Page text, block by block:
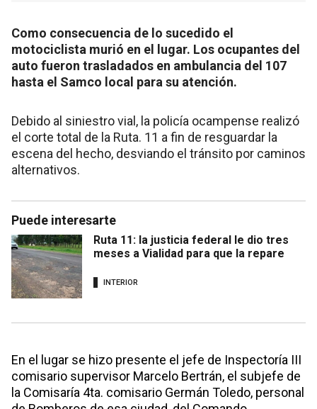
Como consecuencia de lo sucedido el
motociclista murió en el lugar. Los ocupantes del
auto fueron trasladados en ambulancia del 107
hasta el Samco local para su atención.
Debido al siniestro vial, la policía ocampense realizó
el corte total de la Ruta. 11 a fin de resguardar la
escena del hecho, desviando el tránsito por caminos
alternativos.
Puede interesarte
Ruta 11: la justicia federal le dio tres
meses a Vialidad para que la repare
INTERIOR
En el lugar se hizo presente el jefe de Inspectoría III
comisario supervisor Marcelo Bertrán, el subjefe de
la Comisaría 4ta. comisario Germán Toledo, personal